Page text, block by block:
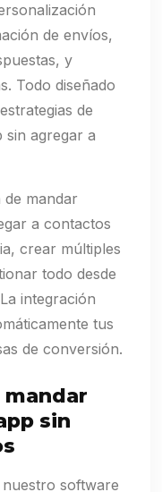
de envíos,
y
Todo diseñado
de
sin agregar a
mandar
a contactos
crear múltiples
todo desde
integración
tus
de conversión.
mandar
sin
software